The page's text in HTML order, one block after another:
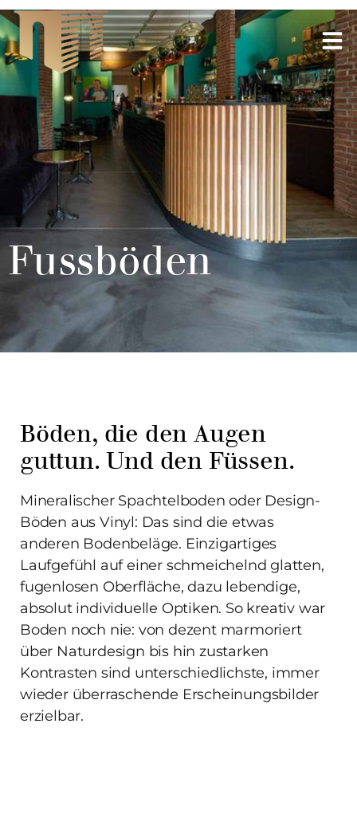
Fussböden
Böden, die den Augen
guttun. Und den Füssen.
Mineralischer Spachtelboden oder Design-
Böden aus Vinyl: Das sind die etwas
anderen Bodenbeläge. Einzigartiges
Laufgefühl auf einer schmeichelnd glatten,
fugenlosen Oberfläche, dazu lebendige,
absolut individuelle Optiken. So kreativ war
Boden noch nie: von dezent marmoriert
über Naturdesign bis hin zu​starken
Kontrasten sind unterschiedlichste, immer
wieder überraschende Erscheinungsbilder
erzielbar.